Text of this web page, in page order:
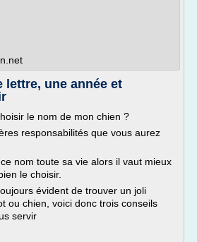
lettre, une année et
le nom de mon chien ?
responsabilités que vous aurez
nom toute sa vie alors il vaut mieux
le choisir.
évident de trouver un joli
ou chien, voici donc trois conseils
servir